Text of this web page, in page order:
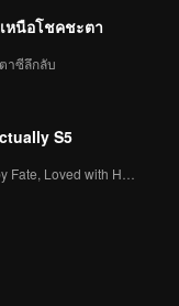
หนือโชคชะตา
าซีลึกลับ
S5